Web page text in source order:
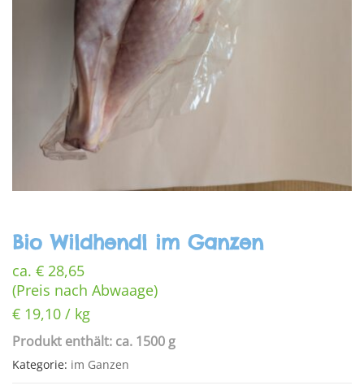
Bio Wildhendl im Ganzen
ca. € 28,65
(Preis nach Abwaage)
€ 19,10 / kg
Produkt enthält: ca. 1500 g
Kategorie: im Ganzen